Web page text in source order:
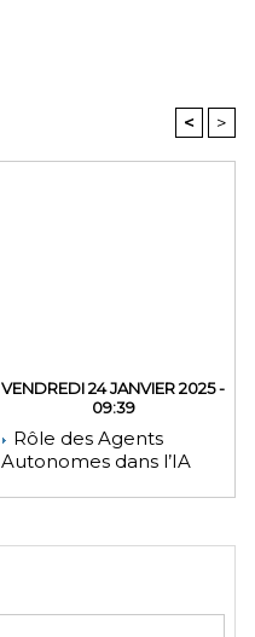
< >
VENDREDI 24 JANVIER 2025 -
09:39
Rôle des Agents
Autonomes dans l’IA